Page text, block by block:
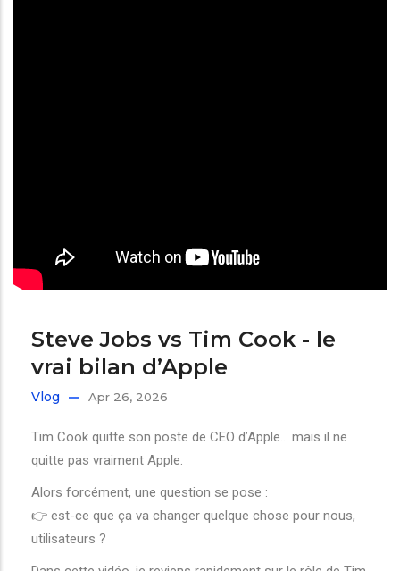
Steve Jobs vs Tim Cook - le
vrai bilan d’Apple
Vlog Apr 26, 2026
Tim Cook quitte son poste de CEO d’Apple… mais il ne
quitte pas vraiment Apple.
Alors forcément, une question se pose :
👉 est-ce que ça va changer quelque chose pour nous,
utilisateurs ?